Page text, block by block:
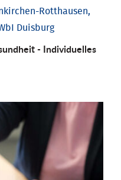
Rotthausen,
Duisburg
- Individu­elles